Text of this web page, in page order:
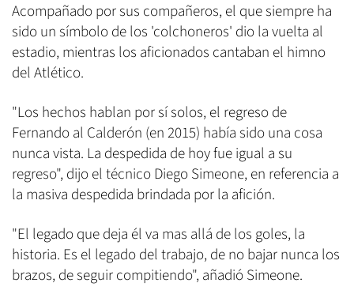
Acompañado por sus compañeros, el que siempre ha
sido un símbolo de los 'colchoneros' dio la vuelta al
estadio, mientras los aficionados cantaban el himno
del Atlético.
"Los hechos hablan por sí solos, el regreso de
Fernando al Calderón (en 2015) había sido una cosa
nunca vista. La despedida de hoy fue igual a su
regreso", dijo el técnico Diego Simeone, en referencia a
la masiva despedida brindada por la afición.
"El legado que deja él va mas allá de los goles, la
historia. Es el legado del trabajo, de no bajar nunca los
brazos, de seguir compitiendo", añadió Simeone.